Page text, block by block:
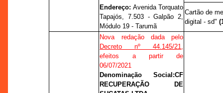
Endereço:Avenida Torquato
Tapajós, 7.503 - Galpão 2,
Módulo 19 - Tarumã
Cartão de
digital - sd"
Nova redação dada pelo
Decreto nº 44.145/21,
efeitos a partir de
06/07/2021
Denominação Social:CF
RECUPERAÇÃO DE